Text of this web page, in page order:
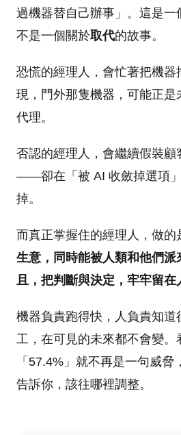
過機器替自己辦事」。這是一
不是一個關於取代的故事。
恐慌的經理人，會忙著把機
現，門外那隻機器，可能正是
代理。
否認的經理人，會繼續假裝顧
——卻在「被 AI 收斂掉選項
掉。
而真正掌握住的經理人，做的
生意，同時能被人類和他們派
且，把判斷與決定，牢牢留在
機器負責跑得快，人負責知道
工，在可見的未來都不會變。
「57.4%」就不再是一句威
告訴你，該往哪裡調整。